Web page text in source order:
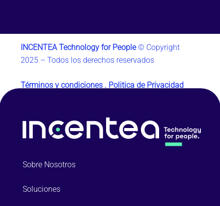
INCENTEA Technology for People© Copyright
2025 – Todos los derechos reservados
Términos y condiciones . Politica de Privacidad
Sobre Nosotros
Soluciones